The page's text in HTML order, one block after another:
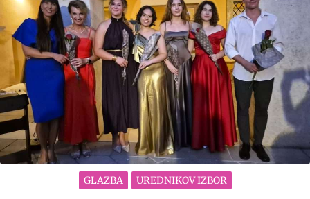
GLAZBA UREDNIKOV IZBOR